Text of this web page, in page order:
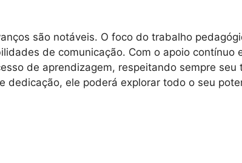
são notáveis. O foco do trabalho
de comunicação. Com o apoio contínuo
de aprendizagem, respeitando sempre seu
dedicação, ele poderá explorar todo o seu